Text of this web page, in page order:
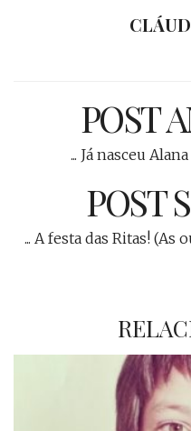
POST
... Já nasceu
POST
... A festa das Ritas!